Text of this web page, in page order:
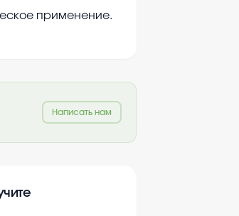
применение.
Написать нам